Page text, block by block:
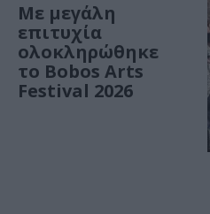
Με μεγάλη
επιτυχία
ολοκληρώθηκε
το Bobos Arts
Festival 2026